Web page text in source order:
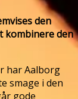
den
kombinere den
har Aalborg
smage i den
gode